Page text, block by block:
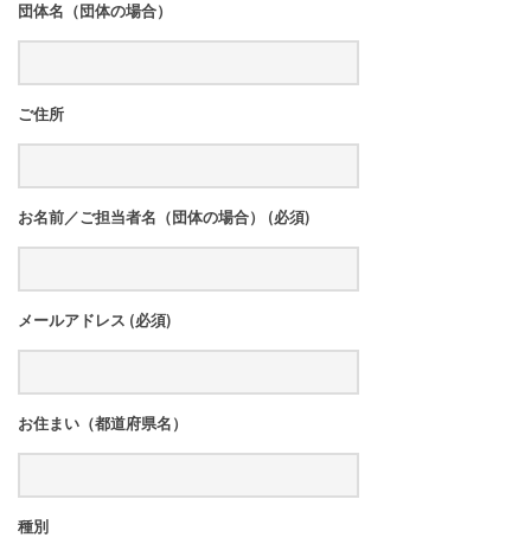
団体名（団体の場合）
ご住所
お名前／ご担当者名（団体の場合） (必須)
メールアドレス (必須)
お住まい（都道府県名）
種別